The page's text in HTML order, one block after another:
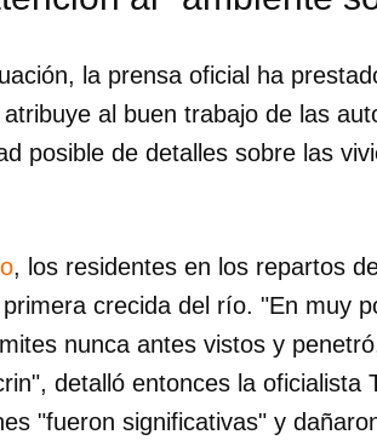
favorito, primero has de iniciar sesión
la prensa oficial ha
al buen trabajo de las
posible de detalles sobre las
, los residentes en los repartos
crecida del río. "En muy
nunca antes vistos y
detalló entonces la oficialista
"fueron significativas" y